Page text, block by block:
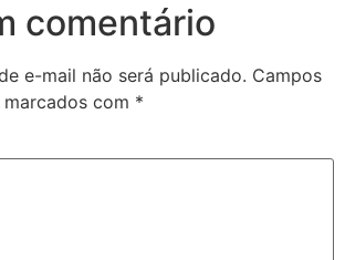
comentário
e-mail não será publicado. Campos
com *